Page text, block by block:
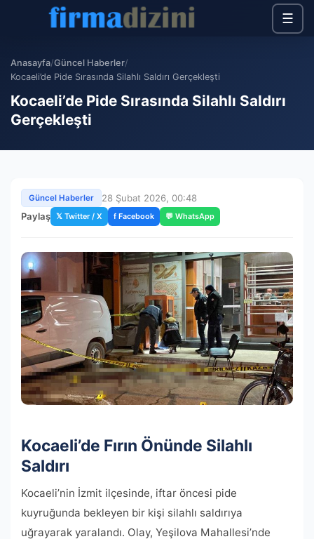
☰
Anasayfa/Güncel Haberler/
Kocaeli’de Pide Sırasında Silahlı Saldırı Gerçekleşti
Kocaeli’de Pide Sırasında Silahlı Saldırı
Gerçekleşti
Güncel Haberler
28 Şubat 2026, 00:48
Paylaş 𝕏 Twitter / X f Facebook 💬 WhatsApp
Kocaeli’de Fırın Önünde Silahlı
Saldırı
Kocaeli’nin İzmit ilçesinde, iftar öncesi pide
kuyruğunda bekleyen bir kişi silahlı saldırıya
uğrayarak yaralandı. Olay, Yeşilova Mahallesi’nde